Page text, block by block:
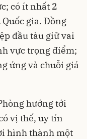
có ít nhất 2
gia. Đồng
đầu tàu giữ vai
vực trọng điểm;
ứng và chuỗi giá
hướng tới
vị thế, uy tín
hình thành một